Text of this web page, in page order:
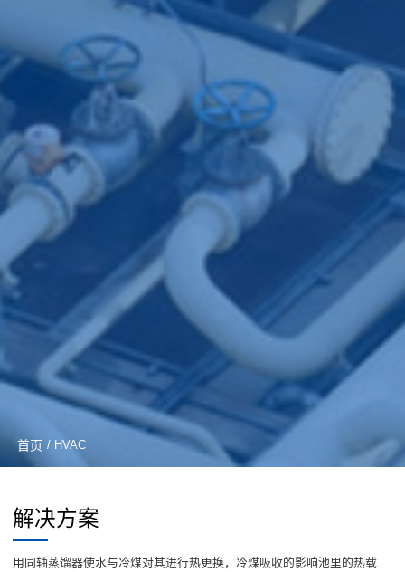
首页 / HVAC
解决方案
用同轴蒸馏器使水与冷煤对其进行热更换，冷煤吸收的影响池里的热载